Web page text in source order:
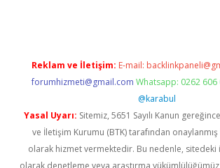
Reklam ve İletişim: E-mail:
forumhizmeti@gmail.com Whatsapp: 0262 606
@karabul
Yasal Uyarı: Sitemiz, 5651 Sayılı Kanun
ve İletişim Kurumu (BTK) tarafından onaylanmış
olarak hizmet vermektedir. Bu nedenle,
olarak denetleme veya araştırma